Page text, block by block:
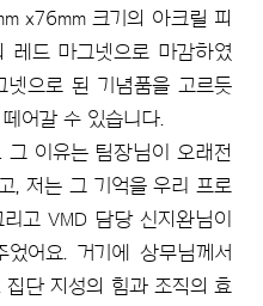
x76mm 크기의 아크릴 피
드 마그넷으로 마감하였
으로 된 기념품을 고르듯
어갈 수 있습니다.
그 이유는 팀장님이 오래전
, 저는 그 기억을 우리 프로
고 VMD 담당 신지완님이
어요. 거기에 상무님께서
단 지성의 힘과 조직의 효